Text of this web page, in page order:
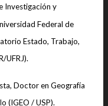
Investigación y
Federal de
Estado, Trabajo,
UFRJ).
Doctor en Geografía
(IGEO / USP).